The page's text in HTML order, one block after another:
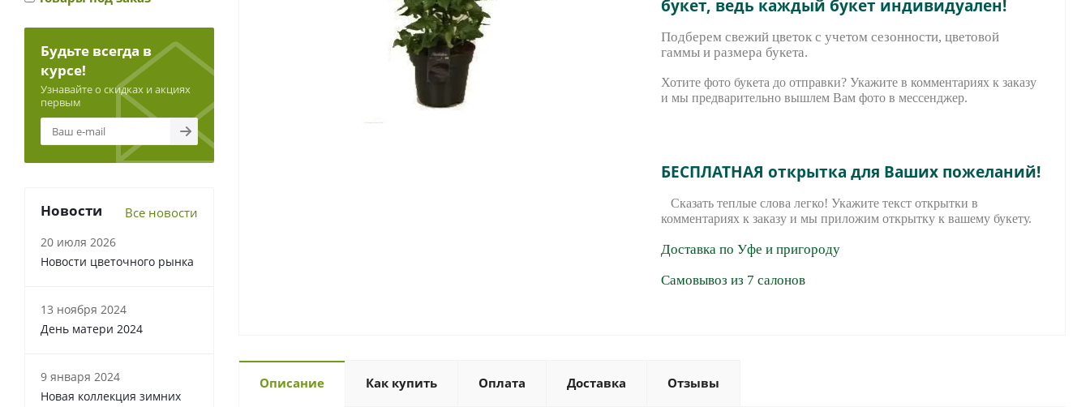
букет, ведь каждый букет индивидуален!
Подберем свежий цветок с учетом сезонности, цветовой
гаммы и размера букета.
Хотите фото букета до отправки? Укажите в комментариях к заказу
и мы предварительно вышлем Вам фото в мессенджер.
БЕСПЛАТНАЯ открытка для Ваших пожеланий!
Сказать теплые слова легко! Укажите текст открытки в
комментариях к заказу и мы приложим открытку к вашему букету.
Доставка по Уфе и пригороду
Самовывоз из 7 салонов
Описание Как купить Оплата Доставка Отзывы
Будьте всегда в
курсе!
Узнавайте о скидках и акциях
первым
Новости Все новости
20 июля 2026
Новости цветочного рынка
13 ноября 2024
День матери 2024
9 января 2024
Новая коллекция зимних